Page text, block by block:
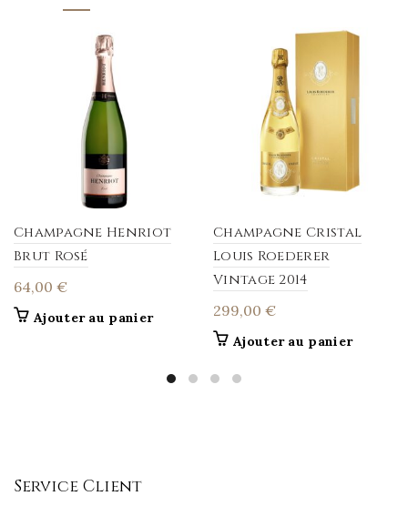
Champagne Henriot
Brut Rosé
64,00 €
Ajouter au panier
Champagne Cristal
Louis Roederer
Vintage 2014
299,00 €
Ajouter au panier
Service Client